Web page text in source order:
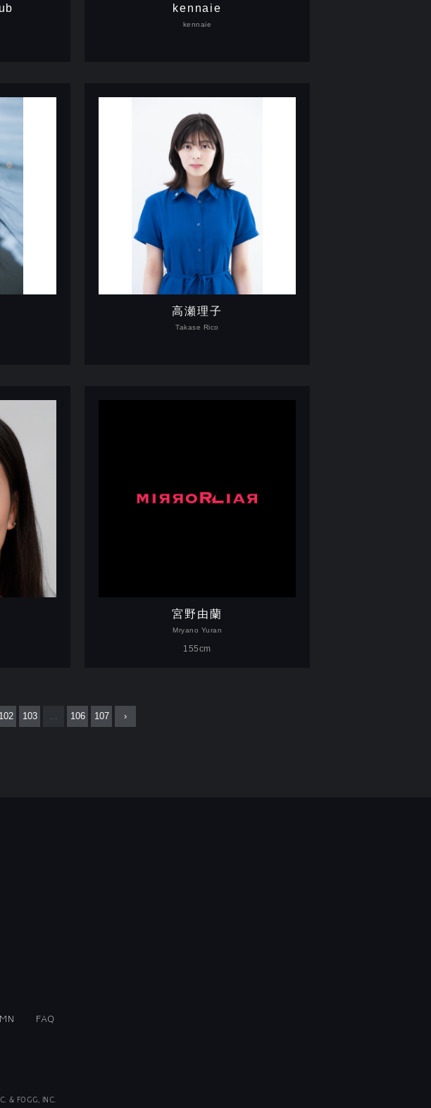
kennaie
kennaie
高瀬理子
Takase Rico
宮野由蘭
Mryano Yuran
155cm
102 103 ... 106 107 ›
FAQ
& FOGG, INC.